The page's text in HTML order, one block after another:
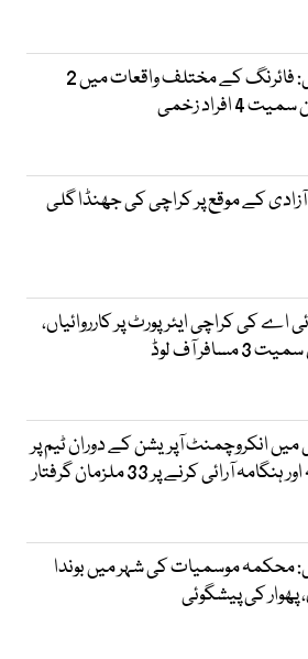
کراچی: فائرنگ کے مختلف واقعات میں 2
4 افراد زخمی
کے موقع پر کراچی کی جھنڈا گلی
اے کی کراچی ایئرپورٹ پر کارروائیاں،
مسافر آف لوڈ
میں انکروچمنٹ آپریشن کے دوران ٹیم پر
آرائی کرنے پر 33 ملزمان گرفتار
محکمہ موسمیات کی شہر میں بوندا
پھوار کی پیشگوئی